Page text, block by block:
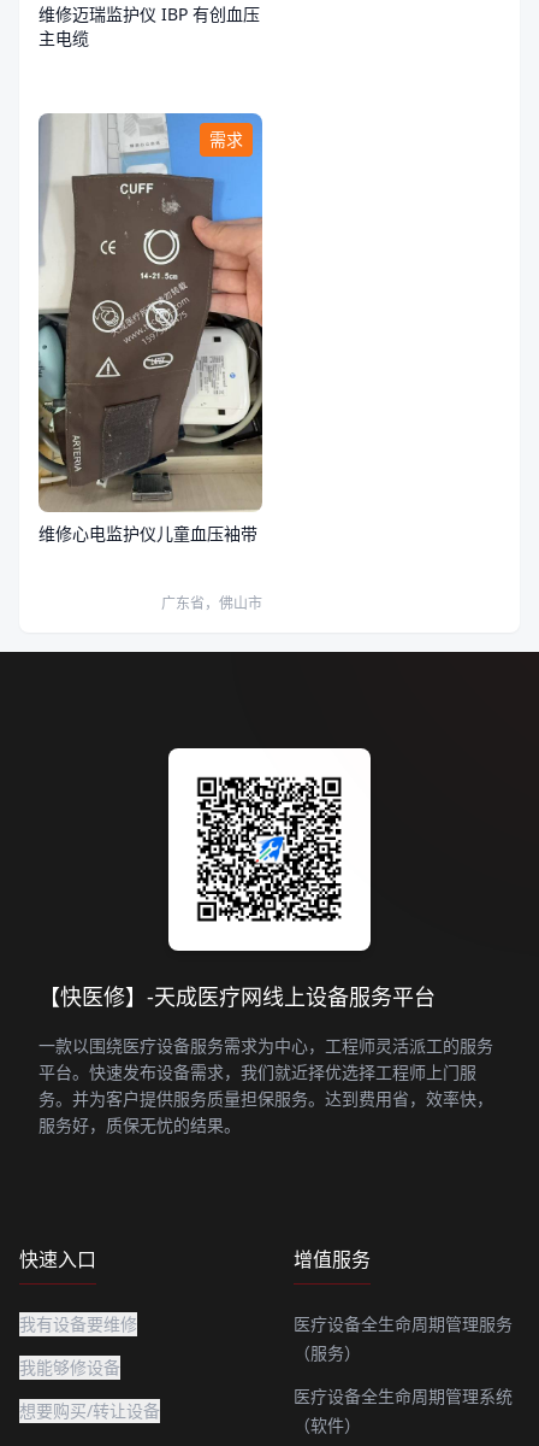
维修迈瑞监护仪 IBP 有创血压
主电缆
需求
维修心电监护仪儿童血压袖带
广东省，佛山市
【快医修】-天成医疗网线上设备服务平台
一款以围绕医疗设备服务需求为中心，工程师灵活派工的服务
平台。快速发布设备需求，我们就近择优选择工程师上门服
务。并为客户提供服务质量担保服务。达到费用省，效率快，
服务好，质保无忧的结果。
快速入口
我有设备要维修
我能够修设备
想要购买/转让设备
增值服务
医疗设备全生命周期管理服务
（服务）
医疗设备全生命周期管理系统
（软件）